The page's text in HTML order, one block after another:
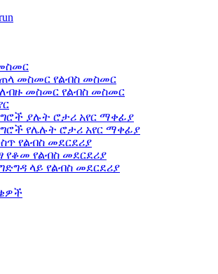
መስመር የልብስ መስመር
መስመር የልብስ መስመር
ያሉት ሮታሪ አየር ማቀፊያ
የሌሉት ሮታሪ አየር ማቀፊያ
የልብስ መደርደሪያ
የቆመ የልብስ መደርደሪያ
ላይ የልብስ መደርደሪያ